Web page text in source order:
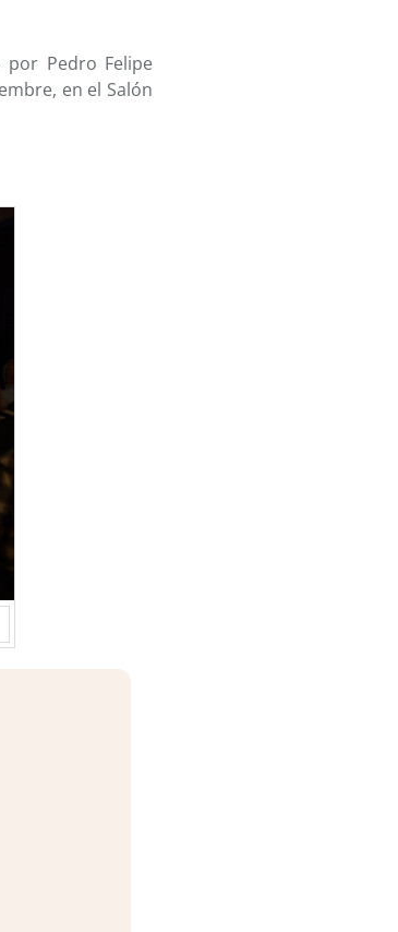
por Pedro Felipe
en el Salón